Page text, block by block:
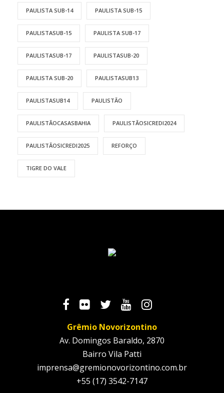
PAULISTA SUB-14 PAULISTA SUB-15
PAULISTASUB-15 PAULISTA SUB-17
PAULISTASUB-17 PAULISTASUB-20
PAULISTA SUB-20 PAULISTASUB13
PAULISTASUB14 PAULISTÃO
PAULISTÃOCASASBAHIA PAULISTÃOSICREDI2024
PAULISTÃOSICREDI2025 REFORÇO
TIGRE DO VALE
Grêmio Novorizontino
Av. Domingos Baraldo, 2870
Bairro Vila Patti
imprensa@gremionovorizontino.com.br
+55 (17) 3542-7147